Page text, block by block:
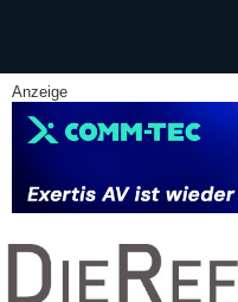
Anzeige